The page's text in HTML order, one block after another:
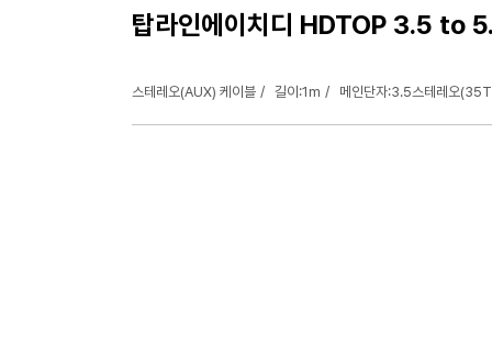
탑라인에이치디 HDTOP 3.5 to
스테레오(AUX) 케이블 길이:1m 메인단자:3.5스테레오